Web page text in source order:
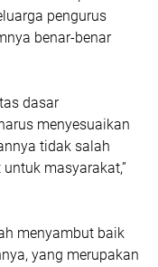
pengurus
benar-benar
dasar
menyesuaikan
tidak salah
masyarakat,”
menyambut baik
yang merupakan